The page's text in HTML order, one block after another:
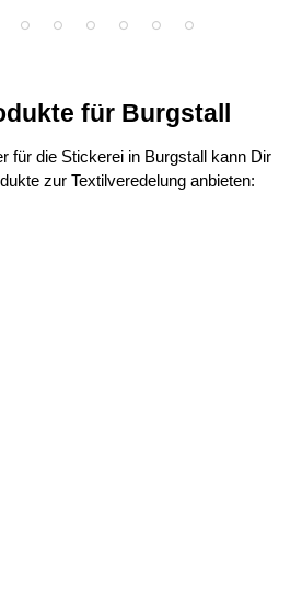
für Burgstall
für die Stickerei in Burgstall kann Dir
zur Textilveredelung anbieten: